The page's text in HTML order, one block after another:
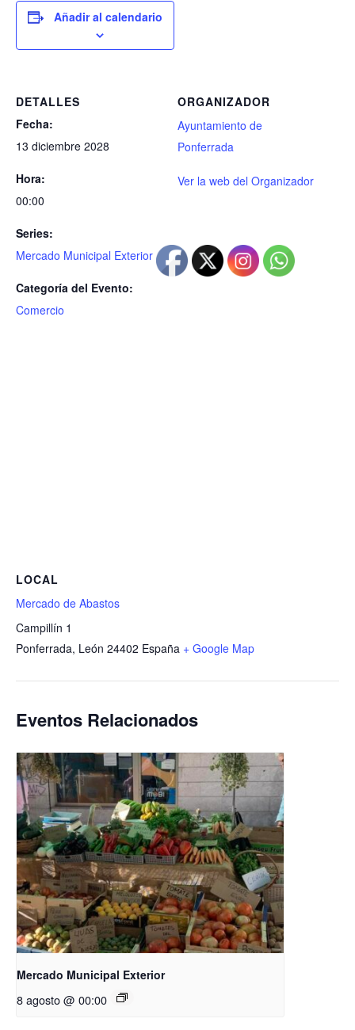
Añadir al calendario
DETALLES
Fecha:
13 diciembre 2028
Hora:
00:00
Series:
Mercado Municipal Exterior
Categoría del Evento:
Comercio
ORGANIZADOR
Ayuntamiento de
Ponferrada
Ver la web del Organizador
LOCAL
Mercado de Abastos
Campillín 1
Ponferrada, León 24402 España + Google Map
Eventos Relacionados
Mercado Municipal Exterior
8 agosto @ 00:00